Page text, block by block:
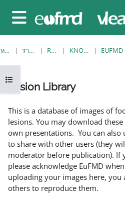
Side panel
Open course index
หน้าหลัก รายวิชาทั้งหมด RESOURCES KNOWLEDGE BANK
Lesion Library
This is a database of images of
lesions. You may download
own presentations. You can
to share with other users (they
moderator before publication). If
please acknowledge EuFMD
uploading your images here, you
others to reproduce them.